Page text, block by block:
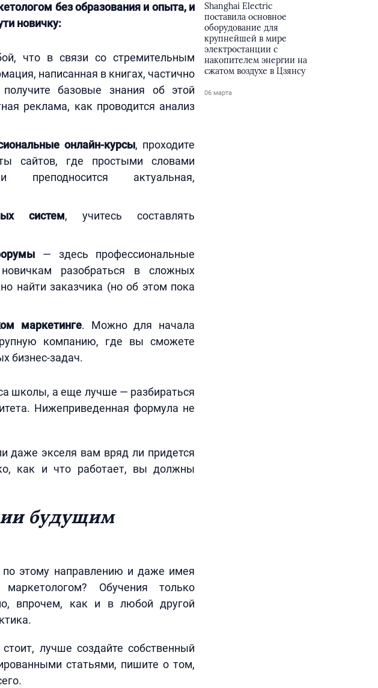
без образования и опыта, и
новичку:
что в связи со стремительным
написанная в книгах, частично
базовые знания об этой
реклама, как проводится анализ
онлайн-курсы, проходите
сайтов, где простыми словами
актуальная,
систем, учитесь составлять
— здесь профессиональные
разобраться в сложных
найти заказчика (но об этом пока
маркетинге. Можно для начала
компанию, где вы сможете
бизнес-задач.
школы, а еще лучше — разбираться
Нижеприведенная формула не
даже экселя вам вряд ли придется
как и что работает, вы должны
будущим
этому направлению и даже имея
Обучения только
впрочем, как и в любой другой
лучше создайте собственный
статьями, пишите о том,
Shanghai Electric
поставила основное
оборудование для
крупнейшей в мире
электростанции с
накопителем энергии на
сжатом воздухе в Цзянсу
06 марта